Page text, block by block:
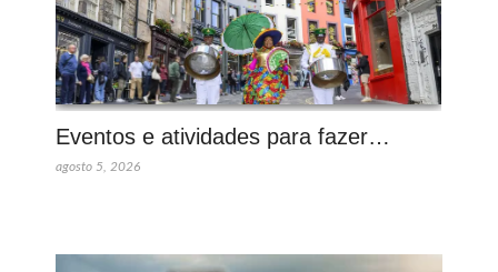
Eventos e atividades para fazer…
agosto 5, 2026